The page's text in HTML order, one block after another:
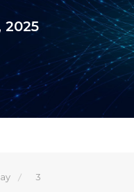
2025
3